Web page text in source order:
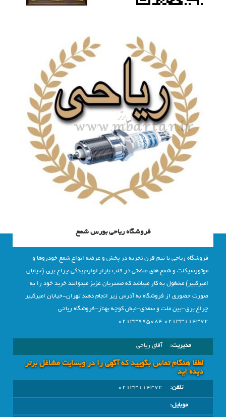
فروشگاه ریاحی بورس شمع
فروشگاه ریاحی با نیم قرن تجربه در پخش و عرضه انواع شمع خودروها و
موتورسیکلت و شمع های صنعتی در قلب بازار لوازم یدکی چراغ برق (خیابان
امیرکبیر) مشغول به کار میباشد که مشتریان عزیز میتوانند خرید خود را به
صورت حضوری از فروشگاه به آدرس زیر انجام دهند تهران-خیابان امیرکبیر
چراغ برق-بین ملت و سعدی-نبش کوچه بهناز-فروشگاه ریاحی
02133114372 02133995084
مدیریت: آقای ریاحی
لطفا هنگام تماس بگویید که آگهی را در وبسايت مشاغل برتر
دیده اید
تلفن:
02133114372
موبایل: